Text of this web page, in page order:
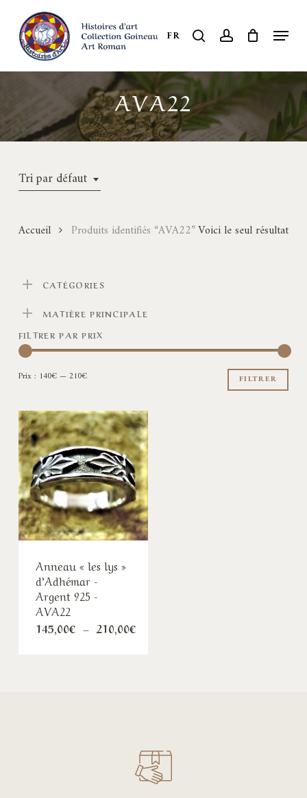
main
content
FR search account Menu
AVA22
Tri par défaut
Voici le seul résultat
Accueil Produits identifiés “AVA22”
CATÉGORIES
MATIÈRE PRINCIPALE
FILTRER PAR PRIX
FILTRER
Prix : 140€—210€
Anneau « les lys »
d’Adhémar -
Argent 925 -
AVA22
145,00€ – 210,00€Plage
de
Close